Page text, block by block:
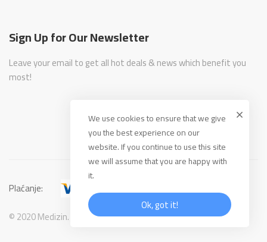
Sign Up for Our Newsletter
Leave your email to get all hot deals & news which benefit you
most!
© 2020 Medizin. All Rights Reserved
Plaćanje:
We use cookies to ensure that we give
you the best experience on our
website. If you continue to use this site
we will assume that you are happy with
it.
Ok, got it!